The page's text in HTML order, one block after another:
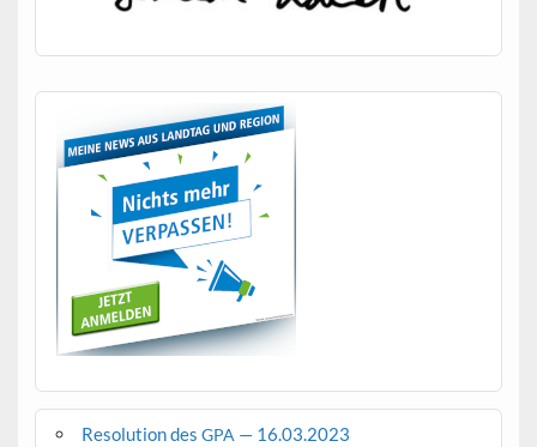
Resolution des GPA — 16.03.2023